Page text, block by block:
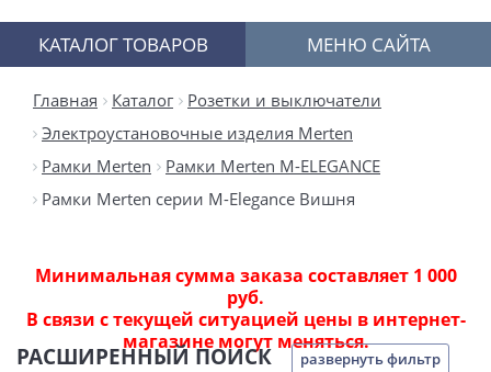
КАТАЛОГ ТОВАРОВ МЕНЮ САЙТА
Главная Каталог
Розетки и выключатели
Электроустановочные изделия Merten
Рамки Merten
Рамки Merten M-ELEGANCE
Рамки Merten серии M-Elegance Вишня
Минимальная сумма заказа составляет 1 000
руб.
В связи с текущей ситуацией цены в интернет-
магазине могут меняться.
РАСШИРЕННЫЙ ПОИСК развернуть фильтр